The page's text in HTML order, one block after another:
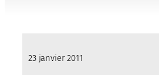
23 janvier 2011